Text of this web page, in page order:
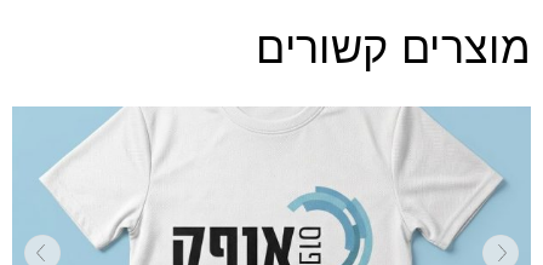
מוצרים קשורים